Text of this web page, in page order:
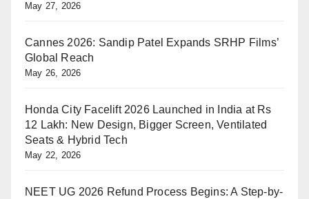
May 27, 2026
Cannes 2026: Sandip Patel Expands SRHP Films’
Global Reach
May 26, 2026
Honda City Facelift 2026 Launched in India at Rs
12 Lakh: New Design, Bigger Screen, Ventilated
Seats & Hybrid Tech
May 22, 2026
NEET UG 2026 Refund Process Begins: A Step-by-